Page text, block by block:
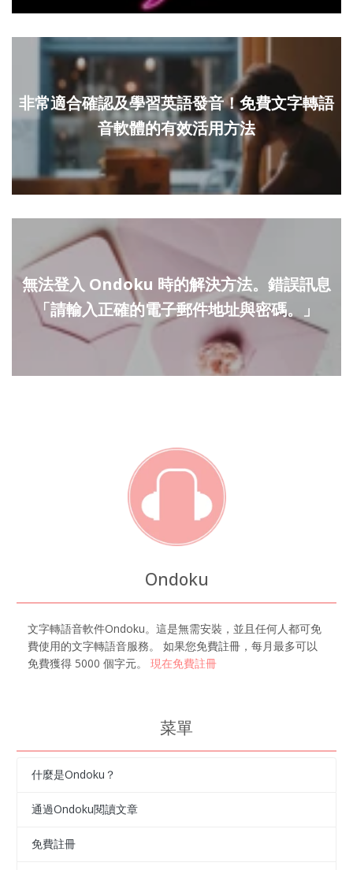
非常適合確認及學習英語發音！免費文字轉語
音軟體的有效活用方法
無法登入 Ondoku 時的解決方法。錯誤訊息
「請輸入正確的電子郵件地址與密碼。」
Ondoku
文字轉語音軟件Ondoku。這是無需安裝，並且任何人都可免
費使用的文字轉語音服務。 如果您免費註冊，每月最多可以
免費獲得 5000 個字元。 現在免費註冊
菜單
什麼是Ondoku？
通過Ondoku閱讀文章
免費註冊